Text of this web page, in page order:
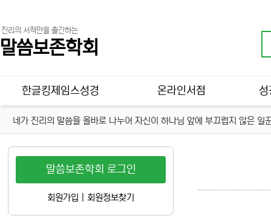
진리의 서적만을 출간하는
말씀보존학회
메인 메뉴
한글킹제임스성경 온라인서점 성
네가 진리의 말씀을 올바로 나누어 자신이 하나님 앞에 부끄럽지 않은
말씀보존학회 로그인
회원가입 회원정보찾기